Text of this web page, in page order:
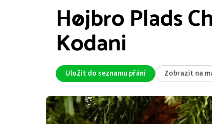
Højbro Plads
Kodani
Uložit do seznamu přání Zobrazit na